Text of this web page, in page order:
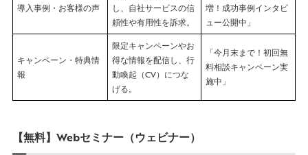
導入事例・お客様の声
し、自社サービスの信
頼性や有用性を訴求。
増！成功事例インタビ
ュー公開中」
キャンペーン・特典情
報
限定キャンペーンやお
得な情報を配信し、行
動喚起（CV）につな
げる。
「今月末まで！初回無
料相談キャンペーン実
施中」
【無料】Webセミナー（ウェビナー）